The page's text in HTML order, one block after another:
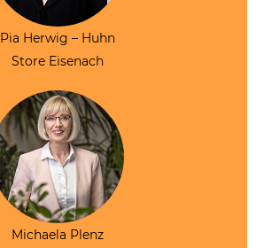
Pia Herwig – Huhn
Store Eisenach
Michaela Plenz